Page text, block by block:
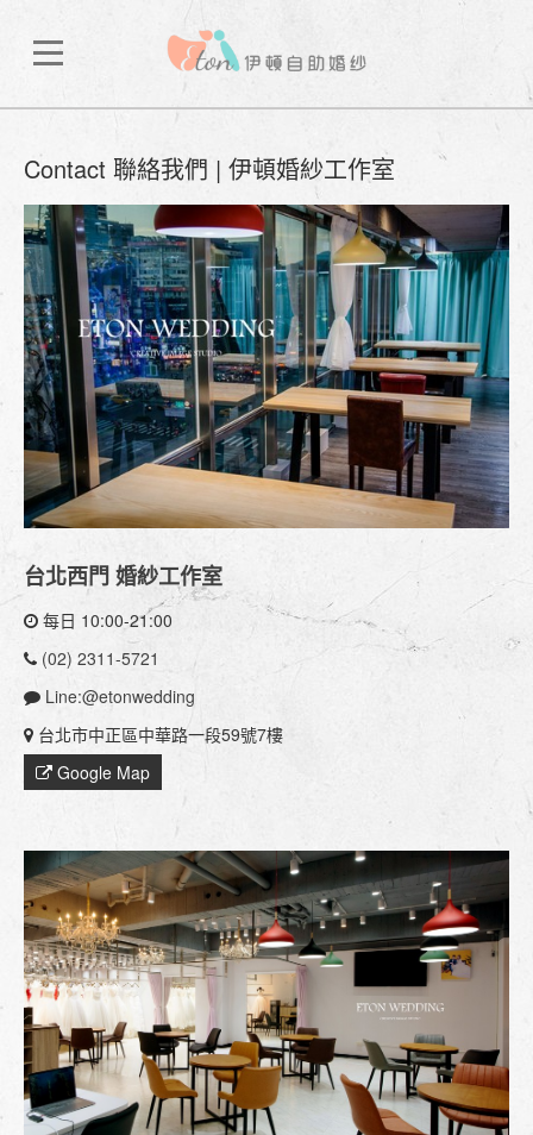
Contact 聯絡我們 | 伊頓婚紗工作室
台北西門 婚紗工作室
每日 10:00-21:00
(02) 2311-5721
Line:@etonwedding
台北市中正區中華路一段59號7樓
Google Map